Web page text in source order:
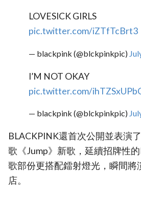
LOVESICK GIRLS
pic.twitter.com/iZTfTcBrt3
— blackpink (@blckpinkpic)
I’M NOT OKAY
pic.twitter.com/
— blackpink (@blckpinkpic)
BLACKPINK還首次公開並表演
歌《Jump》新歌，延續招牌性
歌部份更搭配鐳射燈光，瞬間將
店。